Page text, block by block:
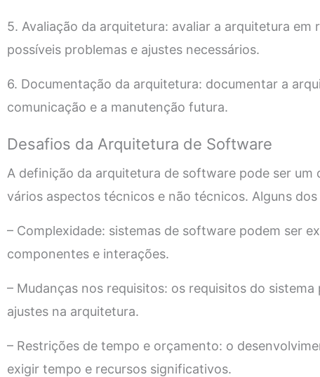
5. Avaliação da arquitetura: avaliar a arquitetura
possíveis problemas e ajustes necessários.
6. Documentação da arquitetura: documentar a
comunicação e a manutenção futura.
Desafios da Arquitetura de Software
A definição da arquitetura de software pode ser um
vários aspectos técnicos e não técnicos. Alguns
– Complexidade: sistemas de software podem ser
componentes e interações.
– Mudanças nos requisitos: os requisitos do
ajustes na arquitetura.
– Restrições de tempo e orçamento: o
exigir tempo e recursos significativos.